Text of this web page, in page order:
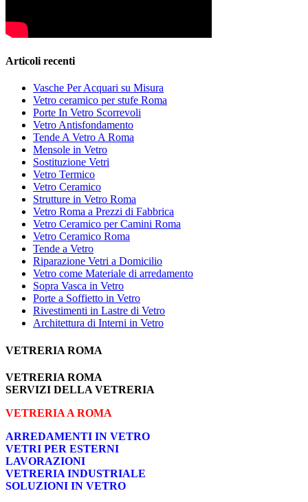
Articoli recenti
Vasche Per Acquari su Misura
Vetro ceramico per stufe Roma
Porte In Vetro Scorrevoli
Vetro Antisfondamento
Tende A Vetro A Roma
Mensole in Vetro
Sostituzione Vetri
Vetro Termico
Vetro Ceramico
Strutture in Vetro Roma
Vetro Roma a Prezzi di Fabbrica
Vetro Ceramico per Camini Roma
Vetro Ceramico Roma
Tende a Vetro
Riparazione Vetri a Domicilio
Vetro come Materiale di arredamento
Sopra Vasca in Vetro
Porte a Soffietto in Vetro
Rivestimenti in Lastre di Vetro
Architettura di Interni in Vetro
VETRERIA ROMA
VETRERIA ROMA
SERVIZI DELLA VETRERIA
VETRERIA A ROMA
ARREDAMENTI IN VETRO
VETRI PER ESTERNI
LAVORAZIONI
VETRERIA INDUSTRIALE
SOLUZIONI IN VETRO